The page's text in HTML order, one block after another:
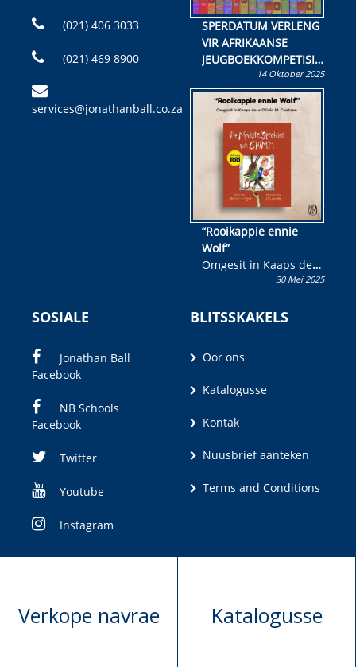
(021) 406 3033
(021) 469 8900
services@jonathanball.co.za
SPERDATUM VERLENG
VIR AFRIKAANSE
JEUGBOEKKOMPETISIE
Skryf ’n jeugboek of
kinderboek en staan ’n
kans om R50 000 te
wen!
14 Oktober 2025
“Rooikappie ennie
Wolf”
Omgesit in Kaaps deur
Olivia M. Coetzee30 Mei 2025
SOSIALE
Jonathan Ball
Facebook
NB Schools
Facebook
Twitter
Youtube
Instagram
BLITSSKAKELS
Oor ons
Katalogusse
Kontak
Nuusbrief aanteken
Terms and Conditions
Verkope navrae Katalogusse